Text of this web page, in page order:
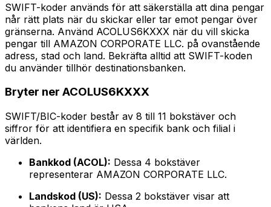
SWIFT-koder används för att säkerställa att dina pengar
når rätt plats när du skickar eller tar emot pengar över
gränserna. Använd ACOLUS6KXXX när du vill skicka
pengar till AMAZON CORPORATE LLC. på ovanstående
adress, stad och land. Bekräfta alltid att SWIFT-koden
du använder tillhör destinationsbanken.
Bryter ner ACOLUS6KXXX
SWIFT/BIC-koder består av 8 till 11 bokstäver och
siffror för att identifiera en specifik bank och filial i
världen.
Bankkod (ACOL): Dessa 4 bokstäver
representerar AMAZON CORPORATE LLC.
Landskod (US): Dessa 2 bokstäver visar att